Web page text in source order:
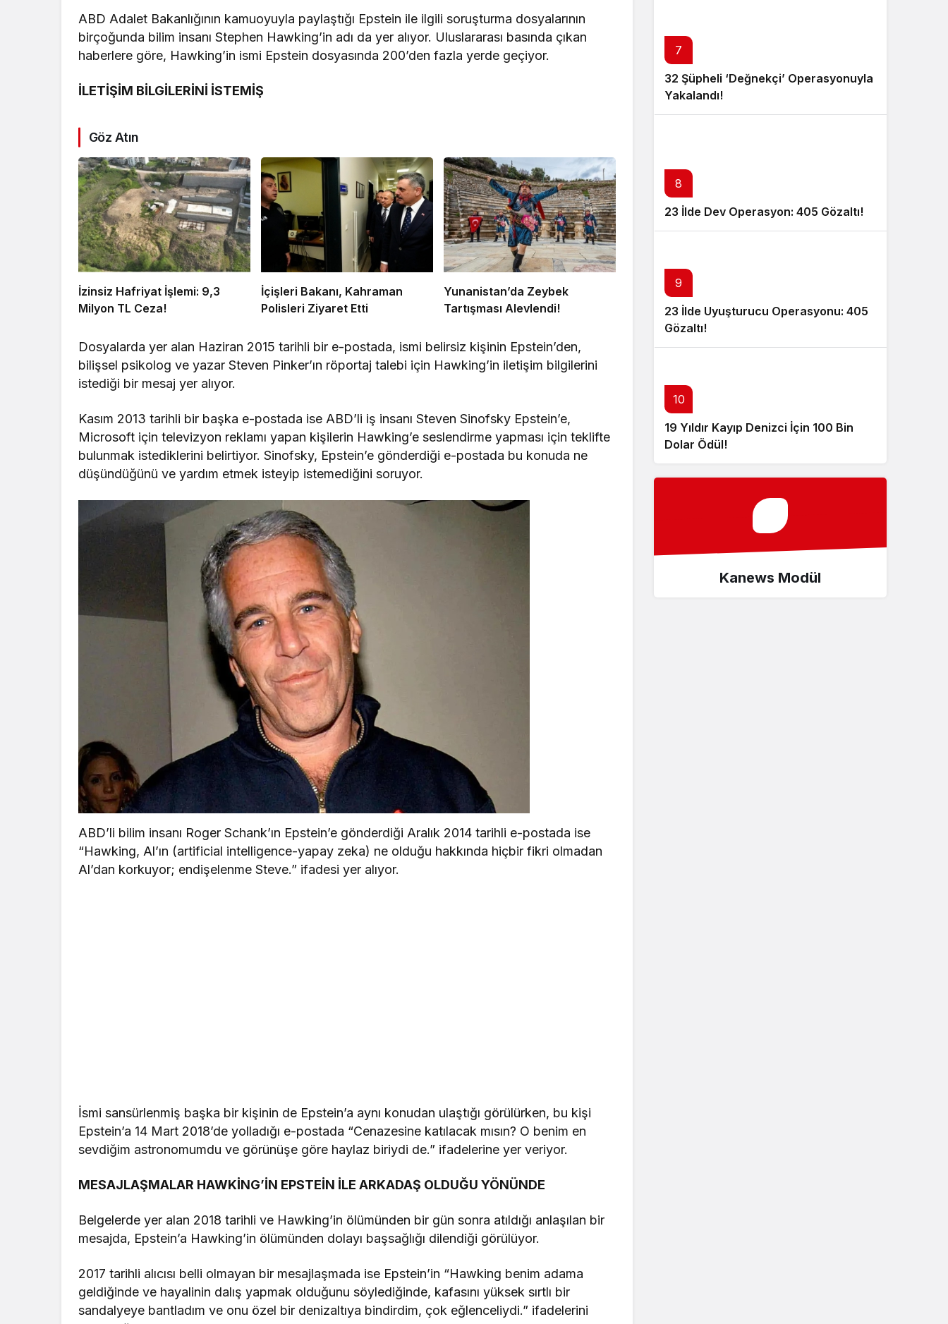
ABD Adalet Bakanlığının kamuoyuyla paylaştığı Epstein ile ilgili soruşturma dosyalarının
birçoğunda bilim insanı Stephen Hawking’in adı da yer alıyor. Uluslararası basında çıkan
haberlere göre, Hawking’in ismi Epstein dosyasında 200’den fazla yerde geçiyor.
İLETİŞİM BİLGİLERİNİ İSTEMİŞ
Göz Atın
İzinsiz Hafriyat İşlemi: 9,3
Milyon TL Ceza!
İçişleri Bakanı, Kahraman
Polisleri Ziyaret Etti
Yunanistan’da Zeybek
Tartışması Alevlendi!
Dosyalarda yer alan Haziran 2015 tarihli bir e-postada, ismi belirsiz kişinin Epstein’den,
bilişsel psikolog ve yazar Steven Pinker’ın röportaj talebi için Hawking’in iletişim bilgilerini
istediği bir mesaj yer alıyor.
Kasım 2013 tarihli bir başka e-postada ise ABD’li iş insanı Steven Sinofsky Epstein’e,
Microsoft için televizyon reklamı yapan kişilerin Hawking’e seslendirme yapması için teklifte
bulunmak istediklerini belirtiyor. Sinofsky, Epstein’e gönderdiği e-postada bu konuda ne
düşündüğünü ve yardım etmek isteyip istemediğini soruyor.
ABD’li bilim insanı Roger Schank’ın Epstein’e gönderdiği Aralık 2014 tarihli e-postada ise
“Hawking, Al’ın (artificial intelligence-yapay zeka) ne olduğu hakkında hiçbir fikri olmadan
Al’dan korkuyor; endişelenme Steve.” ifadesi yer alıyor.
İsmi sansürlenmiş başka bir kişinin de Epstein’a aynı konudan ulaştığı görülürken, bu kişi
Epstein’a 14 Mart 2018’de yolladığı e-postada “Cenazesine katılacak mısın? O benim en
sevdiğim astronomumdu ve görünüşe göre haylaz biriydi de.” ifadelerine yer veriyor.
MESAJLAŞMALAR HAWKİNG’İN EPSTEİN İLE ARKADAŞ OLDUĞU YÖNÜNDE
Belgelerde yer alan 2018 tarihli ve Hawking’in ölümünden bir gün sonra atıldığı anlaşılan bir
mesajda, Epstein’a Hawking’in ölümünden dolayı başsağlığı dilendiği görülüyor.
2017 tarihli alıcısı belli olmayan bir mesajlaşmada ise Epstein’in “Hawking benim adama
geldiğinde ve hayalinin dalış yapmak olduğunu söylediğinde, kafasını yüksek sırtlı bir
sandalyeye bantladım ve onu özel bir denizaltıya bindirdim, çok eğlenceliydi.” ifadelerini
7
32 Şüpheli ‘Değnekçi’ Operasyonuyla
Yakalandı!
8
23 İlde Dev Operasyon: 405 Gözaltı!
9
23 İlde Uyuşturucu Operasyonu: 405
Gözaltı!
10
19 Yıldır Kayıp Denizci İçin 100 Bin
Dolar Ödül!
Kanews Modül